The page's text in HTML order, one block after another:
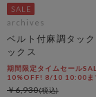
archives
ベルト付麻調タッ
ックス
期間限定タイムセール
10%OFF! 8/10 10:00ま
￥6,930